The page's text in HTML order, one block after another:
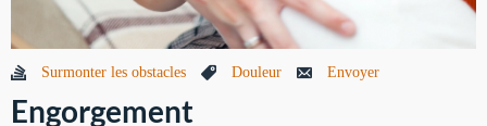
Surmonter les obstacles Douleur Envoyer
Engorgement